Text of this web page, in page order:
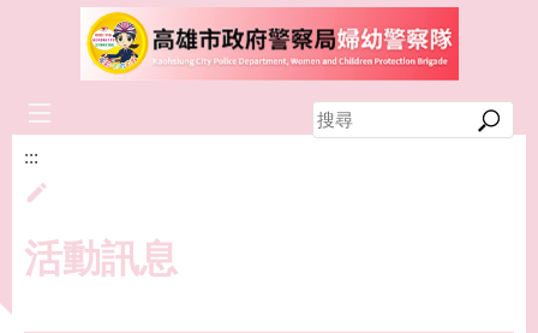
跳到主要內容區塊
搜
尋
:::
活動訊息